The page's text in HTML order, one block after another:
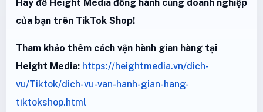
Hãy để Height Media đồng hành cùng doanh nghiệp
của bạn trên TikTok Shop!
Tham khảo thêm cách vận hành gian hàng tại
Height Media: https://heightmedia.vn/dich-
vu/Tiktok/dich-vu-van-hanh-gian-hang-
tiktokshop.html